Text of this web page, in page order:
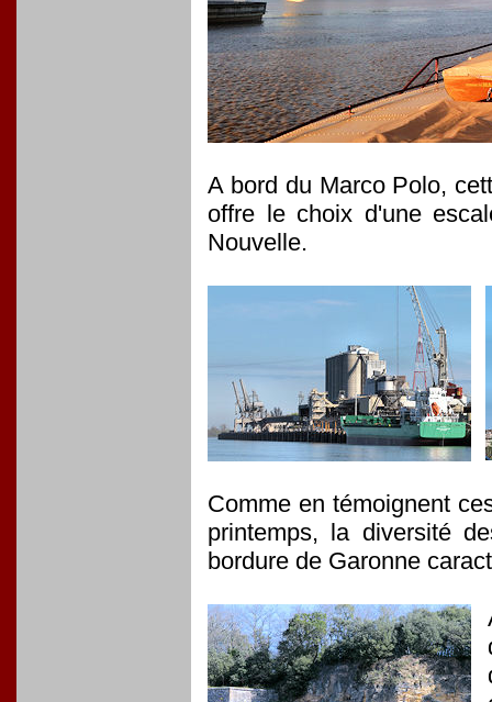
A bord du Marco Polo,
offre le choix d'une
Nouvelle.
Comme en témoignent
printemps, la diversité
bordure de Garonne